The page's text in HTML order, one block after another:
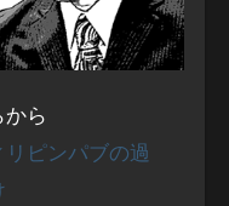
ら
リピンパブの過